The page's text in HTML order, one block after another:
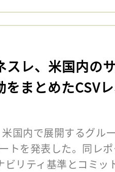
スレ、米国内の
をまとめたCSV
国内で展開するグル
トを発表した。同レ
ビリティ基準とコミッ